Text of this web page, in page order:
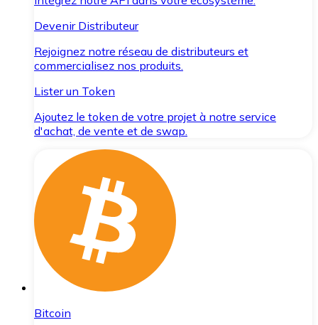
Devenir Distributeur
Rejoignez notre réseau de distributeurs et
commercialisez nos produits.
Lister un Token
Ajoutez le token de votre projet à notre service
d'achat, de vente et de swap.
Bitcoin